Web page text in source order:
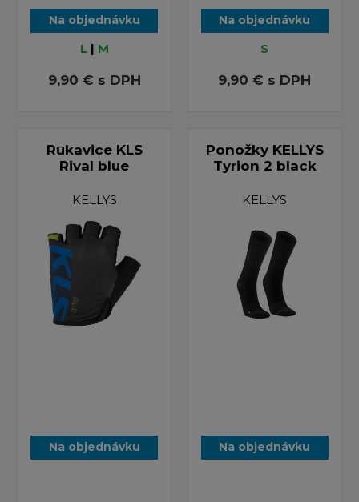
Na objednávku
L| M
9,90 € s DPH
Na objednávku
S
9,90 € s DPH
Rukavice KLS
Rival blue
KELLYS
Na objednávku
Ponožky KELLYS
Tyrion 2 black
KELLYS
Na objednávku